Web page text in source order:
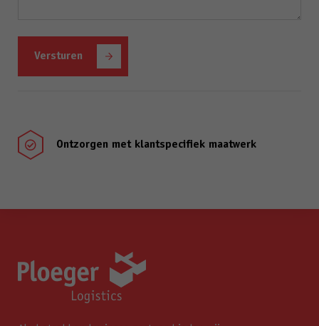
 Ontzorgen met klantspecifiek maatwerk